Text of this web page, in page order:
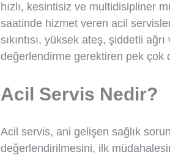
hızlı, kesintisiz ve multidisipliner
saatinde hizmet veren acil
sıkıntısı, yüksek ateş, şiddetli
değerlendirme gerektiren pek çok
Acil Servis Nedir?
Acil servis, ani gelişen sağlık
değerlendirilmesini, ilk